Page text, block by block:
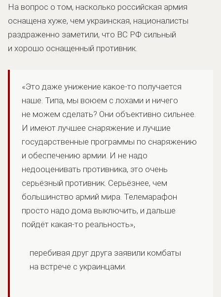
На вопрос о том, насколько российская армия
оснащена хуже, чем украинская, националисты
раздраженно заметили, что ВС РФ сильный
и хорошо оснащенный противник.
«Это даже унижение какое-то получается
наше. Типа, мы воюем с лохами и ничего
не можем сделать? Они объективно сильнее.
И имеют лучшее снаряжение и лучшие
государственные программы по снаряжению
и обеспечению армии. И не надо
недооценивать противника, это очень
серьёзный противник. Серьёзнее, чем
большинство армий мира. Телемарафон
просто надо дома выключить, и дальше
пойдёт какая-то реальность»,
перебивая друг друга заявили комбаты
на встрече с украинцами.